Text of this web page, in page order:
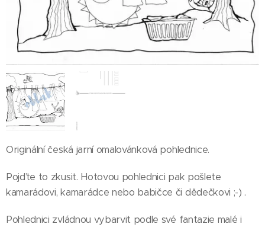
Originální česká jarní omalovánková pohlednice.
Pojďte to zkusit. Hotovou pohlednici pak pošlete
kamarádovi, kamarádce nebo babičce či dědečkovi ;-) .
Pohlednici zvládnou vybarvit podle své fantazie malé i